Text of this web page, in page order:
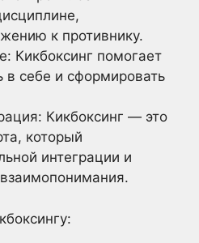
к противнику.
Кикбоксинг помогает
в себе и сформировать
Кикбоксинг — это
который
интеграции и